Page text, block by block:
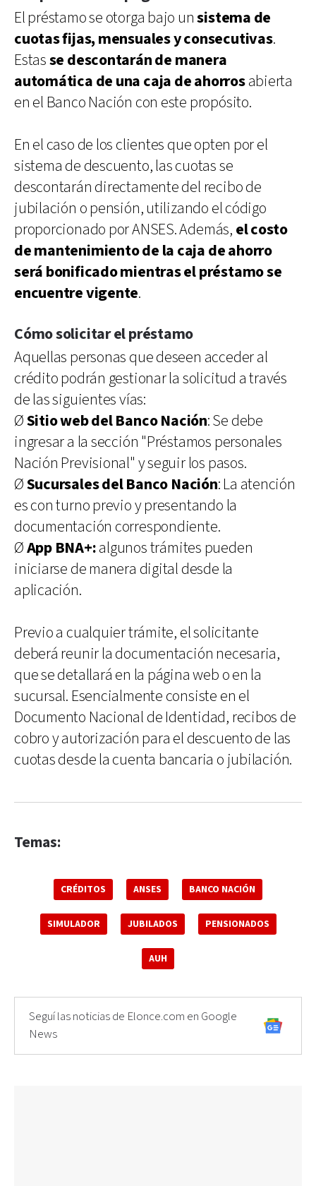
El préstamo se otorga bajo unsistema de
cuotas fijas, mensuales y consecutivas.
Estasse descontarán de manera
automática de una caja de ahorrosabierta
en el Banco Nación con este propósito.
En el caso de los clientes que opten por el
sistema de descuento, las cuotas se
descontarán directamente del recibo de
jubilación o pensión, utilizando el código
proporcionado por ANSES. Además, el costo
de mantenimiento de la caja de ahorro
será bonificado mientras el préstamo se
encuentre vigente.
Cómo solicitar el préstamo
Aquellas personas que deseen acceder al
crédito podrán gestionar la solicitud a través
de las siguientes vías:
ØSitio web del Banco Nación: Se debe
ingresar a la sección "Préstamos personales
Nación Previsional" y seguir los pasos.
ØSucursales del Banco Nación: La atención
es con turno previo y presentando la
documentación correspondiente.
ØApp BNA+:algunos trámites pueden
iniciarse de manera digital desde la
aplicación.
Previo a cualquier trámite, el solicitante
deberá reunir la documentación necesaria,
que se detallará en la página web o en la
sucursal. Esencialmente consiste en el
Documento Nacional de Identidad, recibos de
cobro y autorización para el descuento de las
cuotas desde la cuenta bancaria o jubilación.
Temas:
CRÉDITOS ANSES BANCO NACIÓN
SIMULADOR JUBILADOS PENSIONADOS
AUH
Seguí las noticias de Elonce.com en Google
News